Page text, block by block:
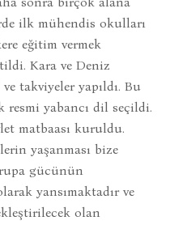
ilk mühendis okulları
eğitim vermek
Kara ve Deniz
takviyeler yapıldı. Bu
resmi yabancı dil seçildi.
matbaası kuruldu.
yaşanması bize
gücünün
yansımaktadır ve
olan